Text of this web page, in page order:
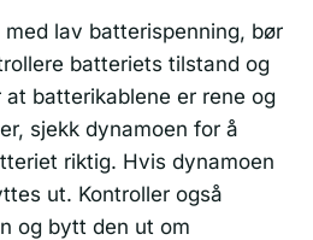
med lav batterispenning, bør
batteriets tilstand og
at batterikablene er rene og
sjekk dynamoen for å
riktig. Hvis dynamoen
ut. Kontroller også
og bytt den ut om